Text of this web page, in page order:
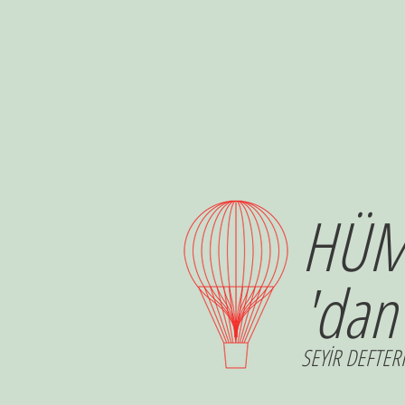
'dan
SEYİR DEFTERİ